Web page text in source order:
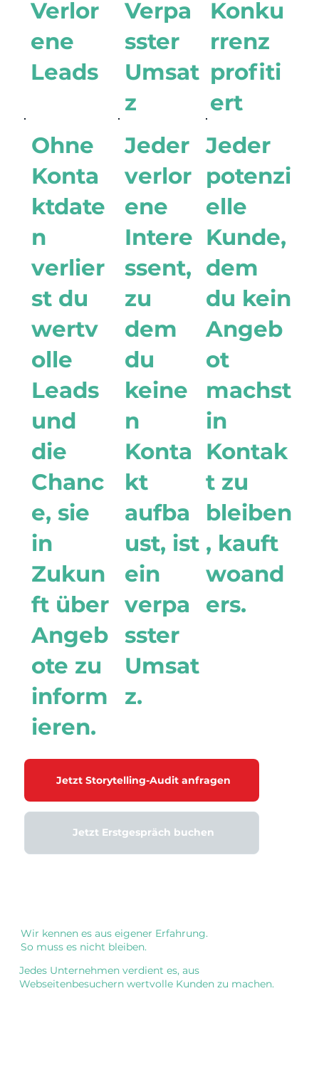
Verlor
ene
Leads
Verpa
sster
Umsat
z
Konku
rrenz
profiti
ert
Ohne
Konta
ktdate
n
verlier
st du
wertv
olle
Leads
und
die
Chanc
e, sie
in
Zukun
ft über
Angeb
ote zu
inform
ieren.
Jeder
verlor
ene
Intere
ssent,
zu
dem
du
keine
n
Konta
kt
aufba
ust, ist
ein
verpa
sster
Umsat
z.
Jeder
potenzi
elle
Kunde,
dem
du kein
Angeb
ot
machst
in
Kontak
t zu
bleiben
, kauft
woand
ers.
Jetzt Storytelling-Audit anfragen
Jetzt Erstgespräch buchen
Wir kennen es aus eigener Erfahrung.
So muss es nicht bleiben.
Jedes Unternehmen verdient es, aus
Webseitenbesuchern wertvolle Kunden zu machen.